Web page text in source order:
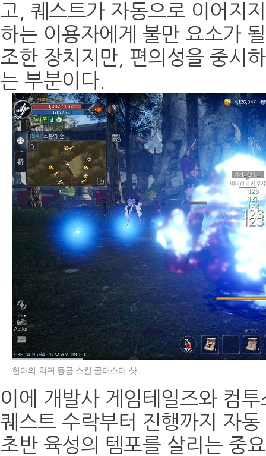
고, 퀘스트가 자동으로 이어지
하는 이용자에게 불만 요소가
조한 장치지만, 편의성을 중시
는 부분이다.
헌터의 희귀 등급 스킬 클러스터 샷.
이에 개발사 게임테일즈와 컴
퀘스트 수락부터 진행까지 자
초반 육성의 템포를 살리는 중